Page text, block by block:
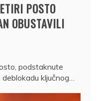
POSTO
OBUSTAVILI
podstaknute
ključnog…